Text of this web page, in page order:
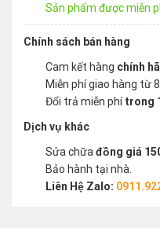
Sản phẩm được miễn
Chính sách bán hàng
Cam kết hàng chính
Miễn phí giao hàng từ
Đổi trả miễn phítrong
Dịch vụ khác
Sửa chữa đồng giá
Bảo hành tại nhà.
Liên Hệ Zalo: